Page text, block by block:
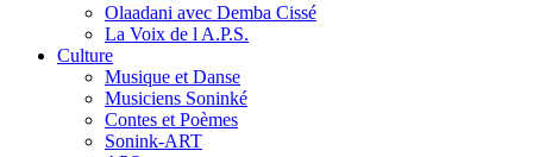
Olaadani avec Demba Cissé
La Voix de l A.P.S.
Culture
Musique et Danse
Musiciens Soninké
Contes et Poèmes
Sonink-ART